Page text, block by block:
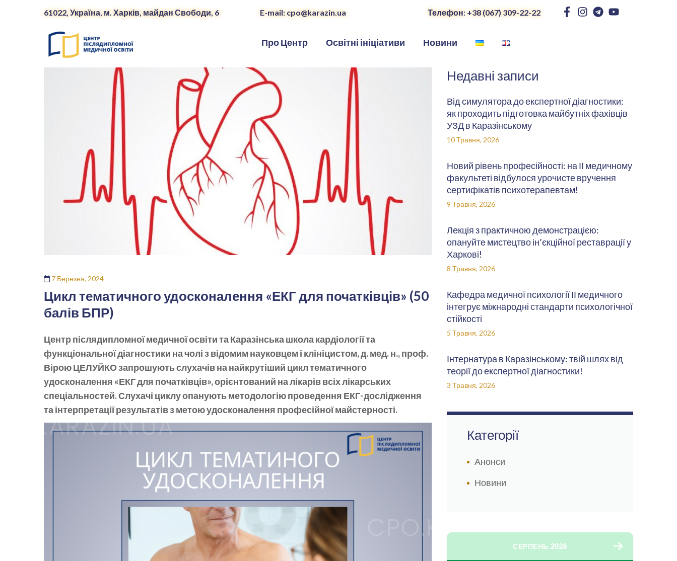
61022, Україна, м. Харків, майдан Свободи, 6 E-mail: cpo@karazin.ua Телефон: +38 (067) 309-22-22
Про Центр Освітні ініціативи Новини
7 Березня, 2024
Цикл тематичного удосконалення «ЕКГ для початківців» (50
балів БПР)
Центр післядипломної медичної освіти та Каразінська школа кардіології та
функціональної діагностики на чолі з відомим науковцем і клініцистом, д. мед. н., проф.
Вірою ЦЕЛУЙКО запрошують слухачів на найкрутіший цикл тематичного
удосконалення «ЕКГ для початківців», орієнтований на лікарів всіх лікарських
спеціальностей. Слухачі циклу опанують методологію проведення ЕКГ-дослідження
та інтерпретації результатів з метою удосконалення професійної майстерності.
Недавні записи
Від симулятора до експертної діагностики:
як проходить підготовка майбутніх фахівців
УЗД в Каразінському
10 Травня, 2026
Новий рівень професійності: на ІІ медичному
факультеті відбулося урочисте вручення
сертифікатів психотерапевтам!
9 Травня, 2026
Лекція з практичною демонстрацією:
опануйте мистецтво ін’єкційної реставрації у
Харкові!
8 Травня, 2026
Кафедра медичної психології ІІ медичного
інтегрує міжнародні стандарти психологічної
стійкості
5 Травня, 2026
Інтернатура в Каразінському: твій шлях від
теорії до експертної діагностики!
3 Травня, 2026
Категорії
Анонси
Новини
СЕРПЕНЬ 2026